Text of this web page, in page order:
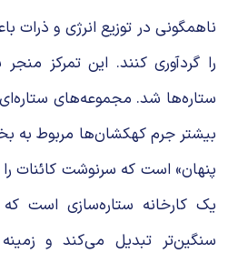
ناهمگونی در توزیع انرژی و ذرات
را گردآوری کنند. این تمرکز
ستاره‌ها شد. مجموعه‌های
بیشتر جرم کهکشان‌ها مربوط به
پنهان» است که سرنوشت کائنات
یک کارخانه ستاره‌سازی است
سنگین‌تر تبدیل می‌کند و